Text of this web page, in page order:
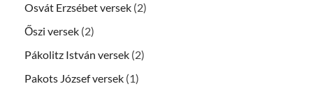
Osvát Erzsébet versek (2)
Őszi versek (2)
Pákolitz István versek (2)
Pakots József versek (1)